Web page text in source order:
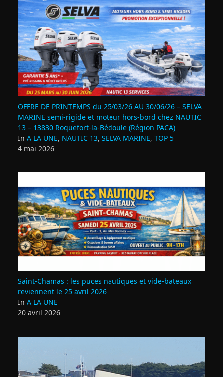
OFFRE DE PRINTEMPS du 25/03/26 AU 30/06/26 – SELVA
MARINE semi-rigide et moteur hors-bord chez NAUTIC
13 – 13830 Roquefort‑la‑Bédoule (Région PACA)
In A LA UNE, NAUTIC 13, SELVA MARINE, TOP 5
4 mai 2026
Saint‑Chamas : les puces nautiques et vide‑bateaux
reviennent le 25 avril 2026
In A LA UNE
20 avril 2026